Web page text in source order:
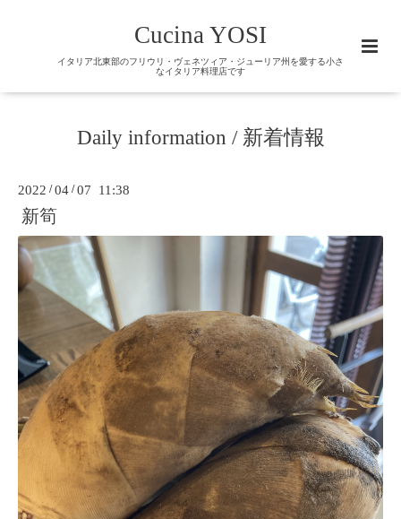
Cucina YOSI
イタリア北東部のフリウリ・ヴェネツィア・ジューリア州を愛する小さ
なイタリア料理店です
Daily information / 新着情報
2022 /04 /07 11:38
新筍